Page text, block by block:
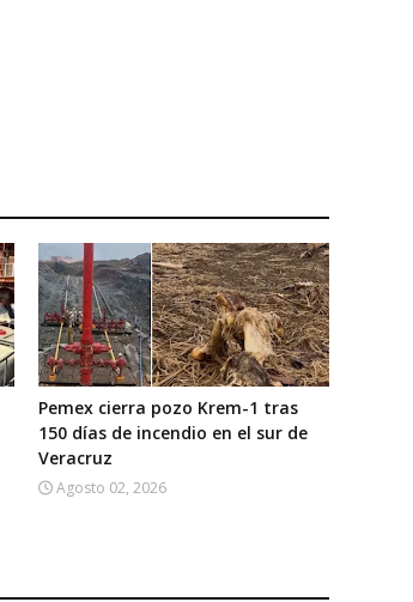
Pemex cierra pozo Krem-1 tras
150 días de incendio en el sur de
Veracruz
Agosto 02, 2026